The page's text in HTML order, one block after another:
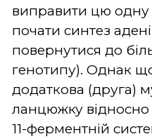
виправити цю одну
почати синтез
повернутися до
генотипу). Однак
додаткова (друга)
ланцюжку відносно
11-ферментній